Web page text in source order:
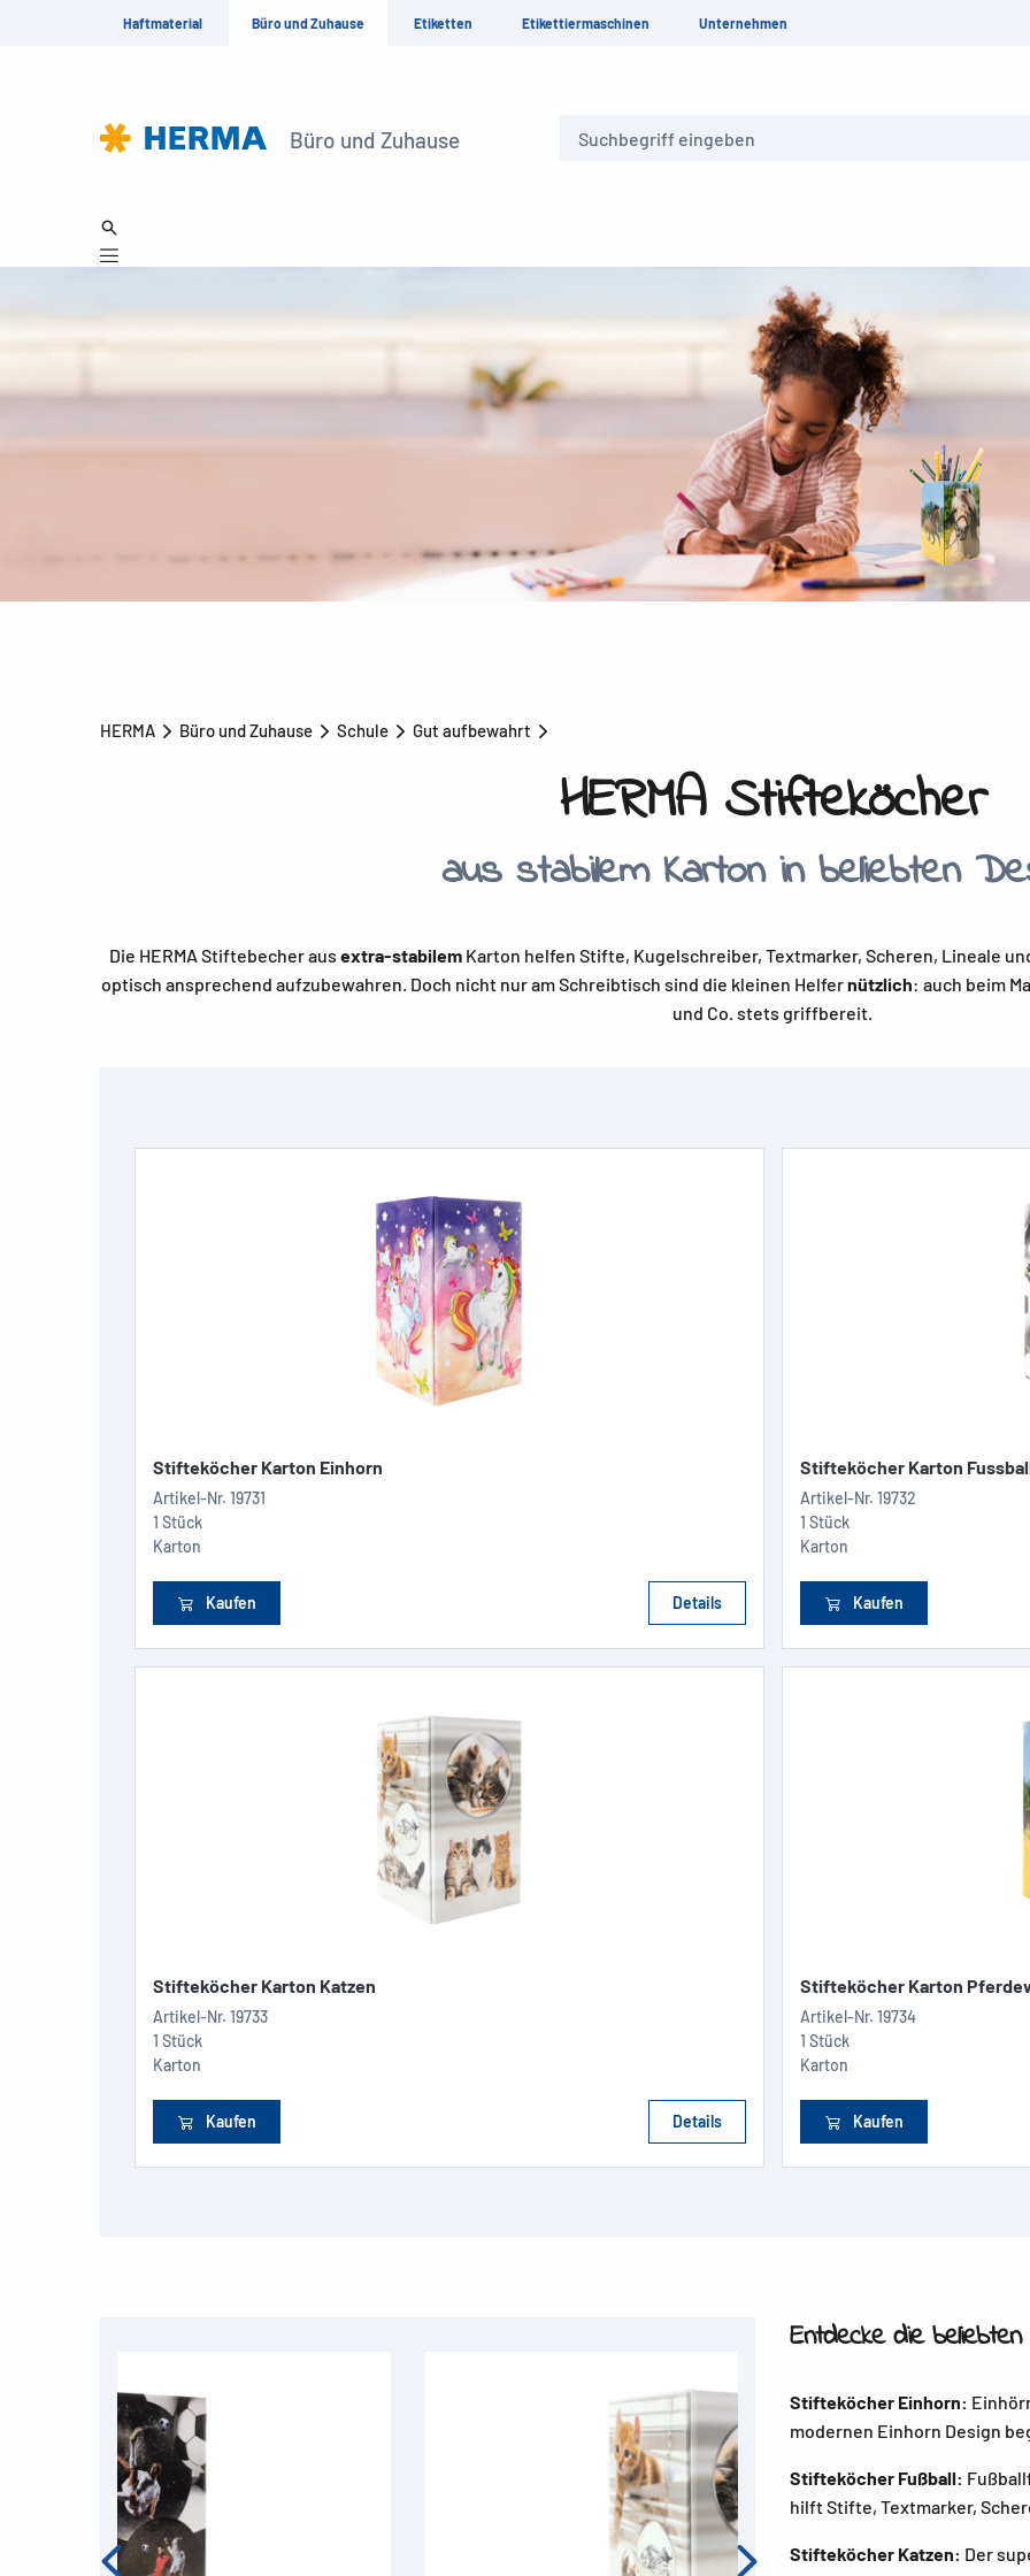
Haftmaterial Büro und Zuhause Etiketten Etikettiermaschinen Unternehmen
Büro und Zuhause
HERMA Büro und Zuhause Schule Gut aufbewahrt
HERMA Stifteköcher
aus stabilem Karton in beliebten
Die HERMA Stiftebecher aus extra-stabilemKarton helfen Stifte, Kugelschreiber, Textmarker, Scheren, Lineale
optisch ansprechend aufzubewahren. Doch nicht nur am Schreibtisch sind die kleinen Helfernützlich: auch beim
und Co. stets griffbereit.
Stifteköcher Karton Einhorn
Artikel-Nr. 19731
1 Stück
Karton
Kaufen Details
Stifteköcher Karton
Artikel-Nr. 19732
1 Stück
Karton
Kaufen
Stifteköcher Karton Katzen
Artikel-Nr. 19733
1 Stück
Karton
Kaufen Details
Stifteköcher Karton
Artikel-Nr. 19734
1 Stück
Karton
Kaufen
Entdecke die
Stifteköcher Einhorn:
modernen Einhorn Design
Stifteköcher Fußball:
hilft Stifte, Textmarker,
Stifteköcher Katzen: Der